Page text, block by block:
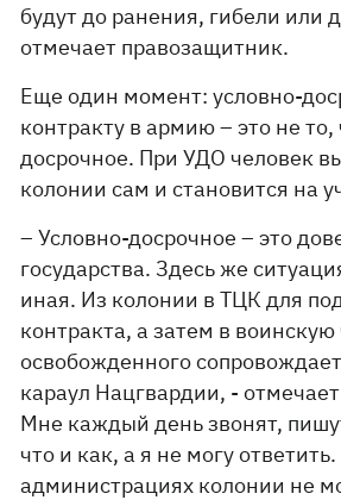
будут до ранения, гибели или
отмечает правозащитник.
Еще один момент: условно-
контракту в армию – это не то,
досрочное. При УДО человек
колонии сам и становится на
– Условно-досрочное – это
государства. Здесь же
иная. Из колонии в ТЦК для
контракта, а затем в воинскую
освобожденного
караул Нацгвардии, -
Мне каждый день звонят,
что и как, а я не могу
администрациях колонии не